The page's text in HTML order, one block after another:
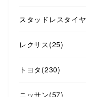
スタッドレスタイヤ
レクサス (25)
トヨタ (230)
ニッサン(57)